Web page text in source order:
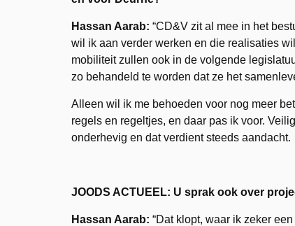
Hassan Aarab: “CD&V zit al mee in het
wil ik aan verder werken en die realisaties
mobiliteit zullen ook in de volgende
zo behandeld te worden dat ze het
Alleen wil ik me behoeden voor nog meer
regels en regeltjes, en daar pas ik voor.
onderhevig en dat verdient steeds aandacht.
JOODS ACTUEEL: U sprak ook over
Hassan Aarab: “Dat klopt, waar ik zeker